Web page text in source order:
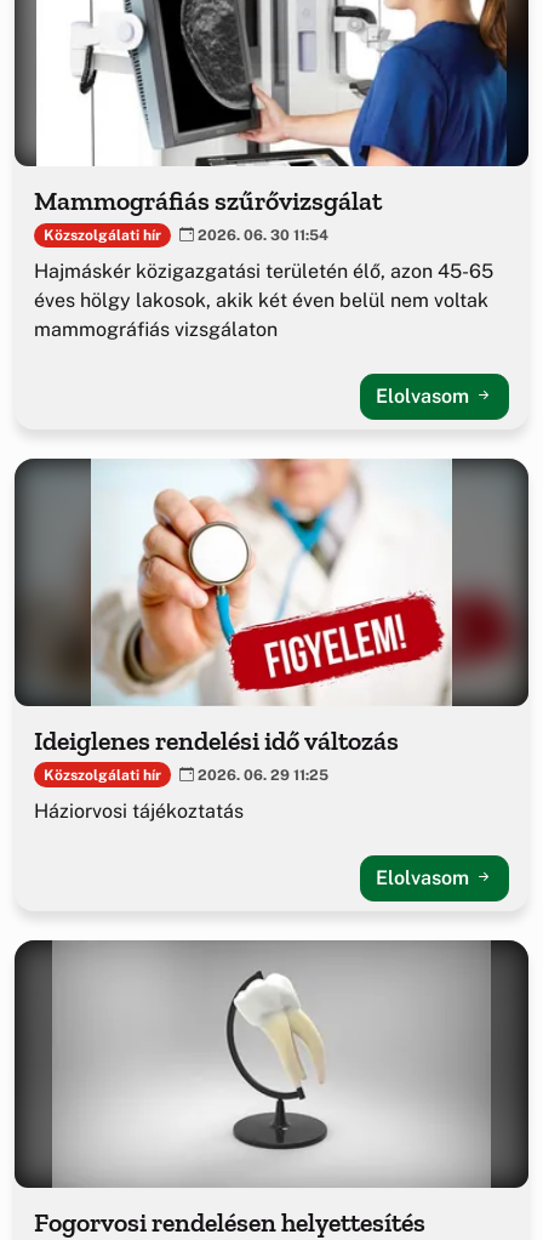
Mammográfiás szűrővizsgálat
Közszolgálati hír 2026. 06. 30 11:54
Hajmáskér közigazgatási területén élő, azon 45-65
éves hölgy lakosok, akik két éven belül nem voltak
mammográfiás vizsgálaton
Elolvasom
Ideiglenes rendelési idő változás
Közszolgálati hír 2026. 06. 29 11:25
Háziorvosi tájékoztatás
Elolvasom
Fogorvosi rendelésen helyettesítés